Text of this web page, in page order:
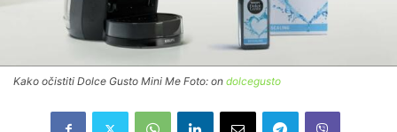
Kako očistiti Dolce Gusto Mini Me Foto: on dolcegusto